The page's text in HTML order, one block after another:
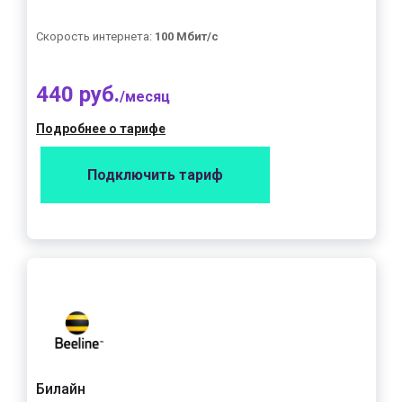
Скорость интернета: 100 Мбит/с
440 руб./месяц
Подробнее о тарифе
Подключить тариф
Билайн